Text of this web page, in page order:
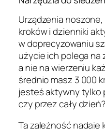
Urządzenia
kroków i dzienniki
w doprecyzowaniu
użycie ich polega na
a nie na wierzeniu
średnio masz 3 000
jesteś aktywny tylko
czy przez cały dzień?
Ta zależność